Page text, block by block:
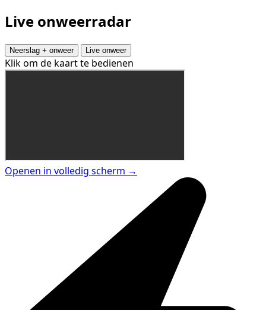
Live onweerradar
Neerslag + onweer Live onweer
Klik om de kaart te bedienen
Openen in volledig scherm →